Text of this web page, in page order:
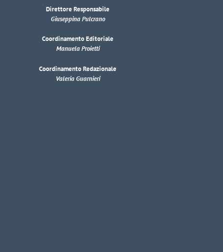
Direttore Responsabile
Giuseppina Pulcrano
Coordinamento Editoriale
Manuela Proietti
Coordinamento Redazionale
Valeria Guarnieri